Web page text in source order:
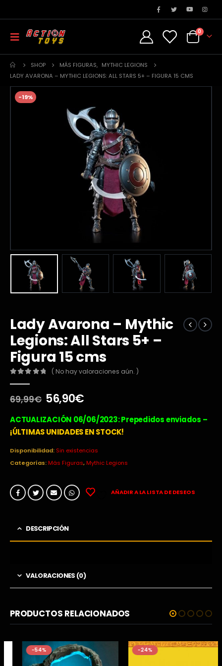
0
SHOP MÁS FIGURAS, MYTHIC LEGIONS
LADY AVARONA – MYTHIC LEGIONS: ALL STARS 5+ – FIGURA 15 CMS
-19%
Lady Avarona – Mythic
Legions: All Stars 5+ –
Figura 15 cms
( No hay valoraciones aún. )
69,99€ El
precio
original
era:
56,90€El
actual
es:
ACTUALIZACIÓN 06/06/2023: Prepedidos enviados –
¡ÚLTIMAS UNIDADES EN STOCK!
Disponibilidad: Sin existencias
Categorías:Más Figuras,Mythic Legions
AÑADIR A LA LISTA DE DESEOS
DESCRIPCIÓN
VALORACIONES (0)
PRODUCTOS RELACIONADOS
-54% -24%